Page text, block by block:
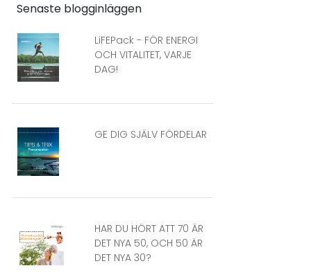
Senaste blogginläggen
LiFEPack - FÖR ENERGI
OCH VITALITET, VARJE
DAG!
GE DIG SJÄLV FÖRDELAR
HAR DU HÖRT ATT 70 ÄR
DET NYA 50, OCH 50 ÄR
DET NYA 30?